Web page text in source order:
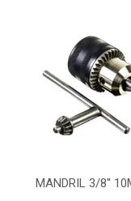
MANDRIL 3/8''